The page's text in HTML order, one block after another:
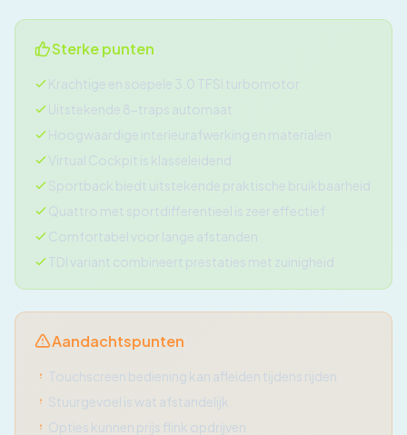
Sterke punten
Krachtige en soepele 3.0 TFSI turbomotor
Uitstekende 8-traps automaat
Hoogwaardige interieurafwerking en materialen
Virtual Cockpit is klasseleidend
Sportback biedt uitstekende praktische bruikbaarheid
Quattro met sportdifferentieel is zeer effectief
Comfortabel voor lange afstanden
TDI variant combineert prestaties met zuinigheid
Aandachtspunten
Touchscreen bediening kan afleiden tijdens rijden
Stuurgevoel is wat afstandelijk
Opties kunnen prijs flink opdrijven